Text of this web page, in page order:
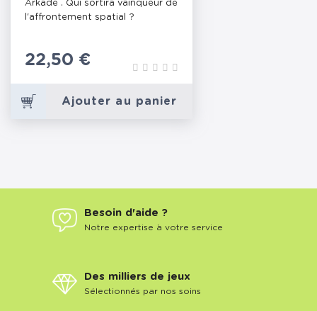
Arkade . Qui sortira vainqueur de
l'affrontement spatial ?
Prix
22,50 €
Ajouter au panier
Besoin d'aide ?
Notre expertise à votre service
Des milliers de jeux
Sélectionnés par nos soins